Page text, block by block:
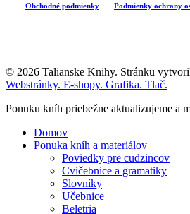
Obchodné podmienky Podmienky ochrany
© 2026 Talianske Knihy. Stránku
Webstránky. E-shopy. Grafika. Tlač.
Close
Ponuku kníh priebežne aktualizujeme a
Domov
Ponuka kníh a materiálov
Poviedky pre cudzincov
Cvičebnice a gramatiky
Slovníky
Učebnice
Beletria